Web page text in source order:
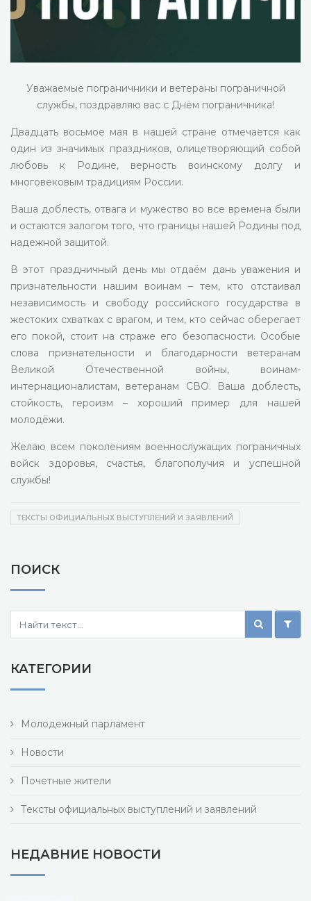
Уважаемые пограничники и ветераны пограничной
службы, поздравляю вас с Днём пограничника!
Двадцать восьмое мая в нашей стране от­мечается как
один из значимых праздников, олицетворяющий собой
любовь к Родине, верность воинскому долгу и
многовековым традициям России.
Ваша доблесть, отвага и мужество во все времена были
и остаются залогом того, что границы нашей Родины под
надежной защитой.
В этот праздничный день мы отдаём дань уважения и
признательности нашим воинам – тем, кто отстаивал
независимость и свободу российского государства в
жестоких схватках с врагом, и тем, кто сейчас оберегает
его покой, стоит на страже его безопасности. Особые
слова признательности и благодарности ветеранам
Великой Отечественной войны, воинам-
интернационалистам, ветеранам СВО. Ваша до­блесть,
стойкость, героизм – хороший пример для нашей
молодёжи.
Желаю всем поколениям военнослужащих пограничных
войск здоровья, счастья, благополучия и успешной
службы!
ТЕКСТЫ ОФИЦИАЛЬНЫХ ВЫСТУПЛЕНИЙ И ЗАЯВЛЕНИЙ
ПОИСК
КАТЕГОРИИ
Молодежный парламент
Новости
Почетные жители
Тексты официальных выступлений и заявлений
НЕДАВНИЕ НОВОСТИ